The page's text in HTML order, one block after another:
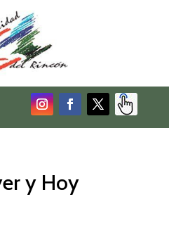
y Hoy